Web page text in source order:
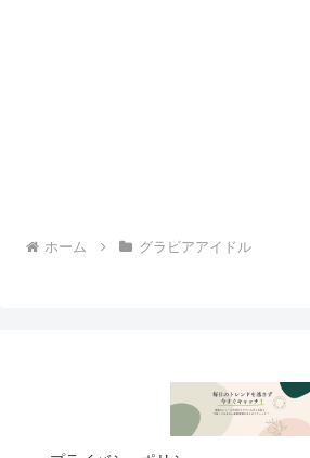
ホーム グラビアアイドル